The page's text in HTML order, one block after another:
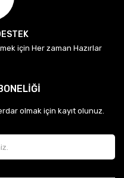
için Her zaman Hazırlar
olmak için kayıt olunuz.